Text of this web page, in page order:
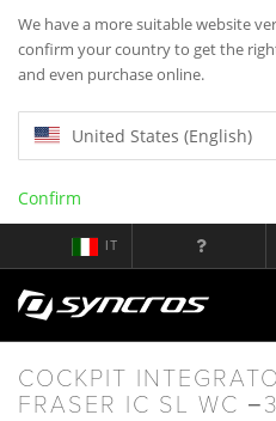
We have a more suitable website
confirm your country to get the
and even purchase online.
United States (English)
Confirm
IT
COCKPIT
FRASER IC SL WC